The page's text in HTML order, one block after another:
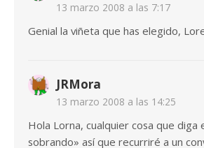
13 marzo 2008 a las 7:17
Genial la viñeta que has elegido,
JRMora
13 marzo 2008 a las 14:25
Hola Lorna, cualquier cosa que diga
sobrando» así que recurriré a un